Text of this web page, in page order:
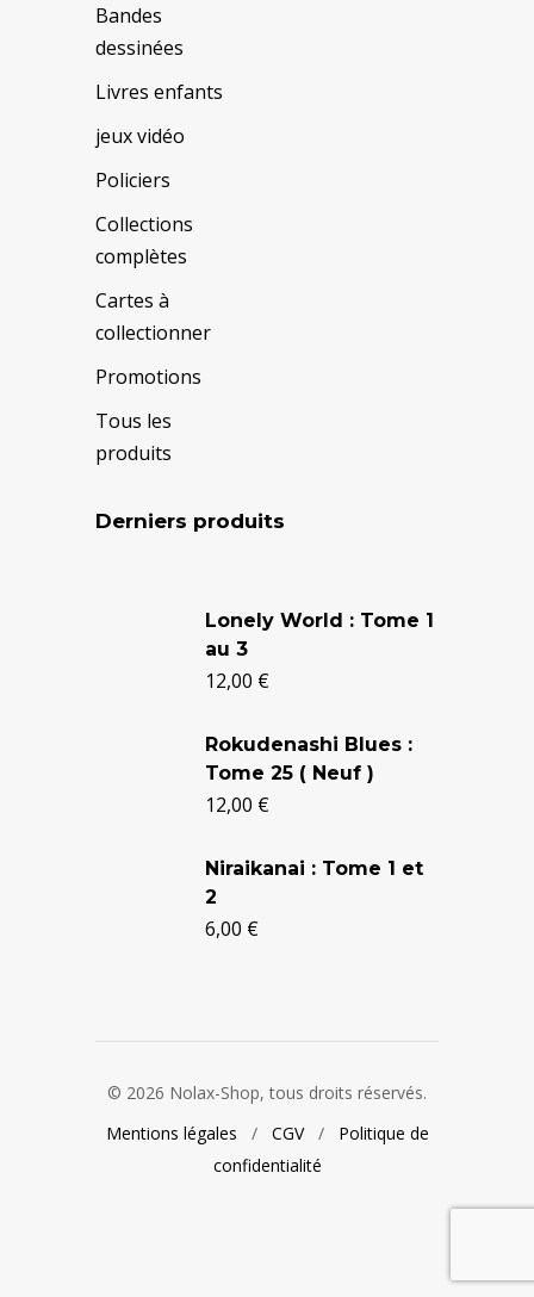
Bandes
dessinées
Livres enfants
jeux vidéo
Policiers
Collections
complètes
Cartes à
collectionner
Promotions
Tous les
produits
Derniers produits
Lonely World : Tome 1
au 3
12,00 €
Rokudenashi Blues :
Tome 25 ( Neuf )
12,00 €
Niraikanai : Tome 1 et
2
6,00 €
© 2026 Nolax-Shop, tous droits réservés.
Mentions légales / CGV/ Politique de
confidentialité